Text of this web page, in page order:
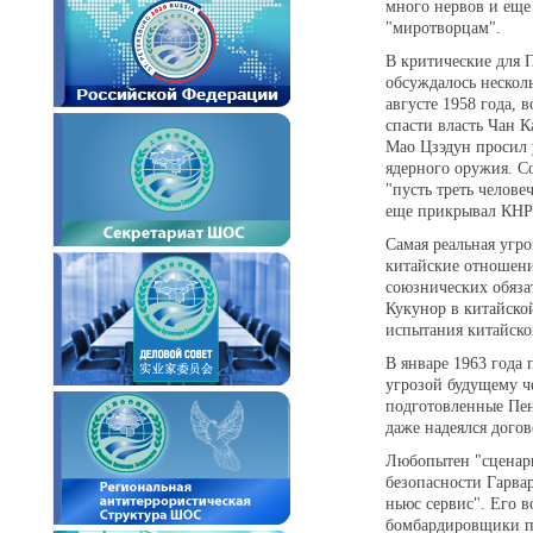
много нервов и
"миротворцам".
В критические для
обсуждалось
августе 1958 года,
спасти власть Чан
Мао Цзэдун просил
ядерного оружия.
"пусть треть
еще прикрывал КНР
Самая реальная
китайские
союзнических
Кукунор в
испытания
В январе 1963
угрозой будущему
подготовленные
даже надеялся
Любопытен
безопасности
ньюс сервис". Его
бомбардировщики